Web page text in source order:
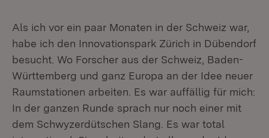
Als ich vor ein paar Monaten in der Schweiz war,
habe ich den Innovationspark Zürich in Dübendorf
besucht. Wo Forscher aus der Schweiz, Baden-
Württemberg und ganz Europa an der Idee neuer
Raumstationen arbeiten. Es war auffällig für mich:
In der ganzen Runde sprach nur noch einer mit
dem Schwyzerdütschen Slang. Es war total